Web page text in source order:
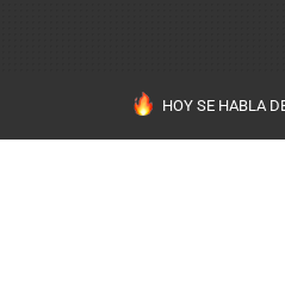
HOY SE HABLA